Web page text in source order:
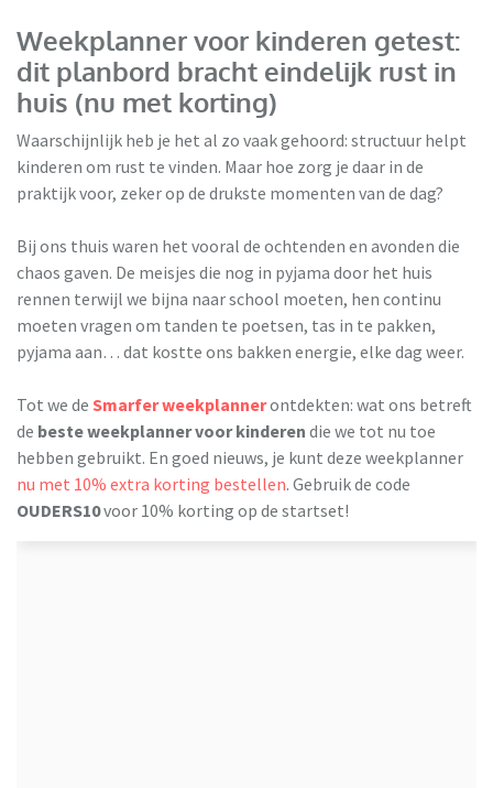
Smarfer
Weekplanner voor kinderen getest:
dit planbord bracht eindelijk rust in
huis (nu met korting)
Waarschijnlijk heb je het al zo vaak gehoord: structuur helpt
kinderen om rust te vinden. Maar hoe zorg je daar in de
praktijk voor, zeker op de drukste momenten van de dag?
Bij ons thuis waren het vooral de ochtenden en avonden die
chaos gaven. De meisjes die nog in pyjama door het huis
rennen terwijl we bijna naar school moeten, hen continu
moeten vragen om tanden te poetsen, tas in te pakken,
pyjama aan… dat kostte ons bakken energie, elke dag weer.
Tot we de Smarfer weekplannerontdekten: wat ons betreft
de beste weekplanner voor kinderen die we tot nu toe
hebben gebruikt. En goed nieuws, je kunt deze weekplanner
nu met 10% extra korting bestellen. Gebruik de code
OUDERS10voor 10% korting op de startset!